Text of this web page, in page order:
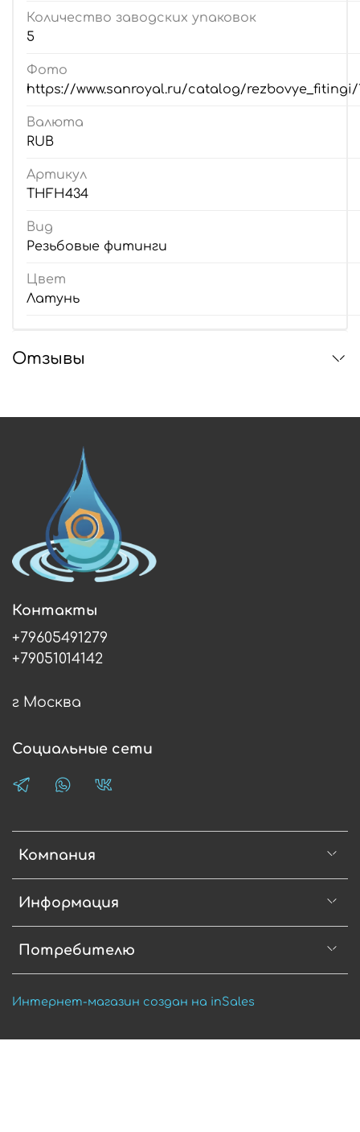
Количество заводских упаковок
5
Фото
https://www.sanroyal.ru/catalog/rezbovye_fitingi/
Валюта
RUB
Артикул
THFH434
Вид
Резьбовые фитинги
Цвет
Латунь
Отзывы
Компания
Информация
Потребителю
Контакты
+79605491279
+79051014142
г Москва
Социальные сети
Интернет-магазин создан на inSales